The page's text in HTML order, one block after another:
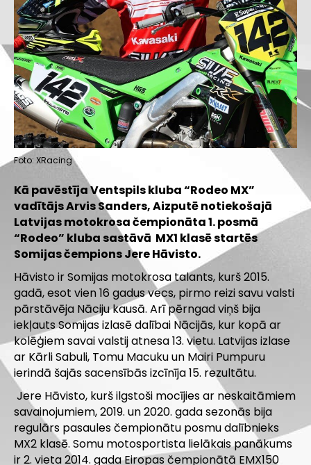
Foto: XRacing
Kā pavēstīja Ventspils kluba “Rodeo MX”
vadītājs Arvis Sanders, Aizputē notiekošajā
Latvijas motokrosa čempionāta 1. posmā
“Rodeo” kluba sastāvā MX1 klasē startēs
Somijas čempions Jere Hāvisto.
Hāvisto ir Somijas motokrosa talants, kurš 2015.
gadā, esot vien 16 gadus vecs, pirmo reizi savu valsti
pārstāvēja Nāciju kausā. Arī pērngad viņš bija
iekļauts Somijas izlasē dalībai Nācijās, kur kopā ar
kolēģiem savai valstij atnesa 13. vietu. Latvijas izlase
ar Kārli Sabuli, Tomu Macuku un Mairi Pumpuru
ierindā šajās sacensībās izcīnīja 15. rezultātu.
Jere Hāvisto, kurš ilgstoši mocījies ar neskaitāmiem
savainojumiem, 2019. un 2020. gada sezonās bija
regulārs pasaules čempionātu posmu dalībnieks
MX2 klasē. Somu motosportista lielākais panākums
ir 2. vieta 2014. gada Eiropas čempionātā EMX150